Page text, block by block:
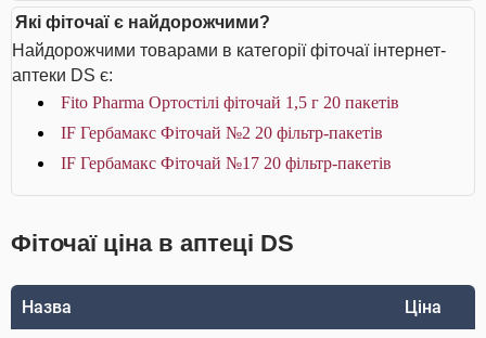
Які фіточаї є найдорожчими?
Найдорожчими товарами в категорії фіточаї інтернет-
аптеки DS є:
Fito Pharma Ортостілі фіточай 1,5 г 20 пакетів
IF Гербамакс Фіточай №2 20 фільтр-пакетів
IF Гербамакс Фіточай №17 20 фільтр-пакетів
Фіточаї ціна в аптеці DS
Назва Ціна